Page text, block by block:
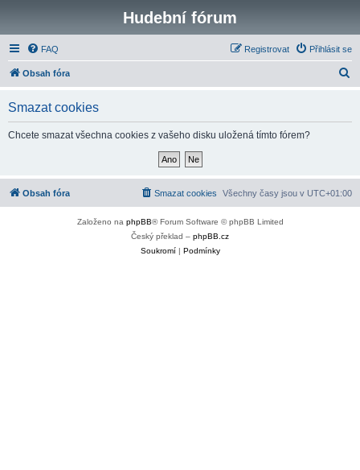
Hudební fórum
FAQ Přihlásit se
Registrovat
Obsah fóra
Smazat cookies
Chcete smazat všechna cookies z vašeho disku uložená tímto fórem?
Obsah fóra Všechny časy jsou v UTC+01:00
Smazat cookies
Založeno na phpBB® Forum Software © phpBB Limited
Český překlad – phpBB.cz
Soukromí| Podmínky